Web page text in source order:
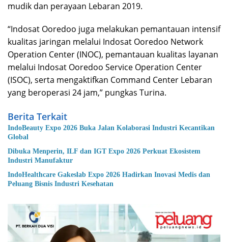
mudik dan perayaan Lebaran 2019.
“Indosat Ooredoo juga melakukan pemantauan intensif
kualitas jaringan melalui Indosat Ooredoo Network
Operation Center (INOC), pemantauan kualitas layanan
melalui Indosat Ooredoo Service Operation Center
(ISOC), serta mengaktifkan Command Center Lebaran
yang beroperasi 24 jam,” pungkas Turina.
Berita Terkait
IndoBeauty Expo 2026 Buka Jalan Kolaborasi Industri Kecantikan
Global
Dibuka Menperin, ILF dan IGT Expo 2026 Perkuat Ekosistem
Industri Manufaktur
IndoHealthcare Gakeslab Expo 2026 Hadirkan Inovasi Medis dan
Peluang Bisnis Industri Kesehatan